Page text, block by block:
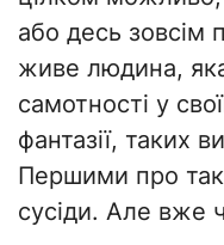
або десь зовсім
живе людина,
самотності у
фантазії, таких
Першими про
сусіди. Але вже